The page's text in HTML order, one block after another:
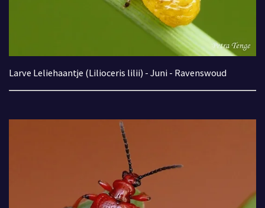
Larve Leliehaantje (Lilioceris lilii) - Juni - Ravenswoud